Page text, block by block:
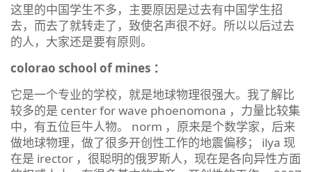
这里的中国学生不多，主要原因是过去有中国学生招
去，而去了就转走了，致使名声很不好。所以以后过去
的人，大家还是要有原则。
colorao school of mines ：
它是一个专业的学校，就是地球物理很强大。我了解比
较多的是 center for wave phoenomona ，力量比较集
中，有五位巨牛人物。 norm ，原来是个数学家，后来
做地球物理，做了很多开创性工作的地震偏移； ilya 现
在是 irector ，很聪明的俄罗斯人，现在是各向异性方面